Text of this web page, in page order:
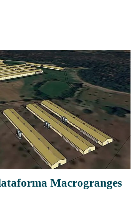
Macrogranges